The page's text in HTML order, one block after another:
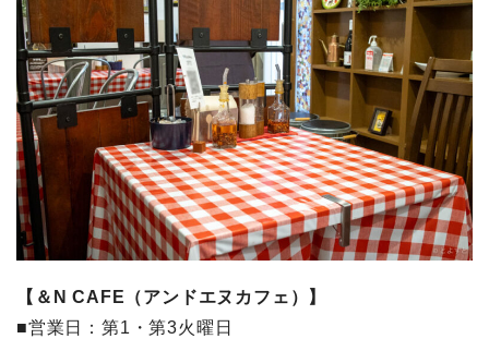
【＆N CAFE（アンドエヌカフェ）】
■営業日：第1・第3火曜日